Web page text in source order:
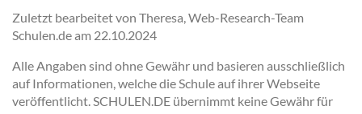
Zuletzt bearbeitet von Theresa, Web-Research-Team
Schulen.de am 22.10.2024
Alle Angaben sind ohne Gewähr und basieren ausschließlich
auf Informationen, welche die Schule auf ihrer Webseite
veröffentlicht. SCHULEN.DE übernimmt keine Gewähr für